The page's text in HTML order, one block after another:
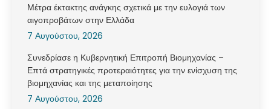
Μέτρα έκτακτης ανάγκης σχετικά με την ευλογιά των
αιγοπροβάτων στην Ελλάδα
7 Αυγούστου, 2026
Συνεδρίασε η Κυβερνητική Επιτροπή Βιομηχανίας –
Επτά στρατηγικές προτεραιότητες για την ενίσχυση της
βιομηχανίας και της μεταποίησης
7 Αυγούστου, 2026